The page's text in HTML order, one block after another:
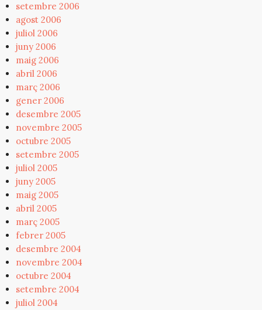
setembre 2006
agost 2006
juliol 2006
juny 2006
maig 2006
abril 2006
març 2006
gener 2006
desembre 2005
novembre 2005
octubre 2005
setembre 2005
juliol 2005
juny 2005
maig 2005
abril 2005
març 2005
febrer 2005
desembre 2004
novembre 2004
octubre 2004
setembre 2004
juliol 2004